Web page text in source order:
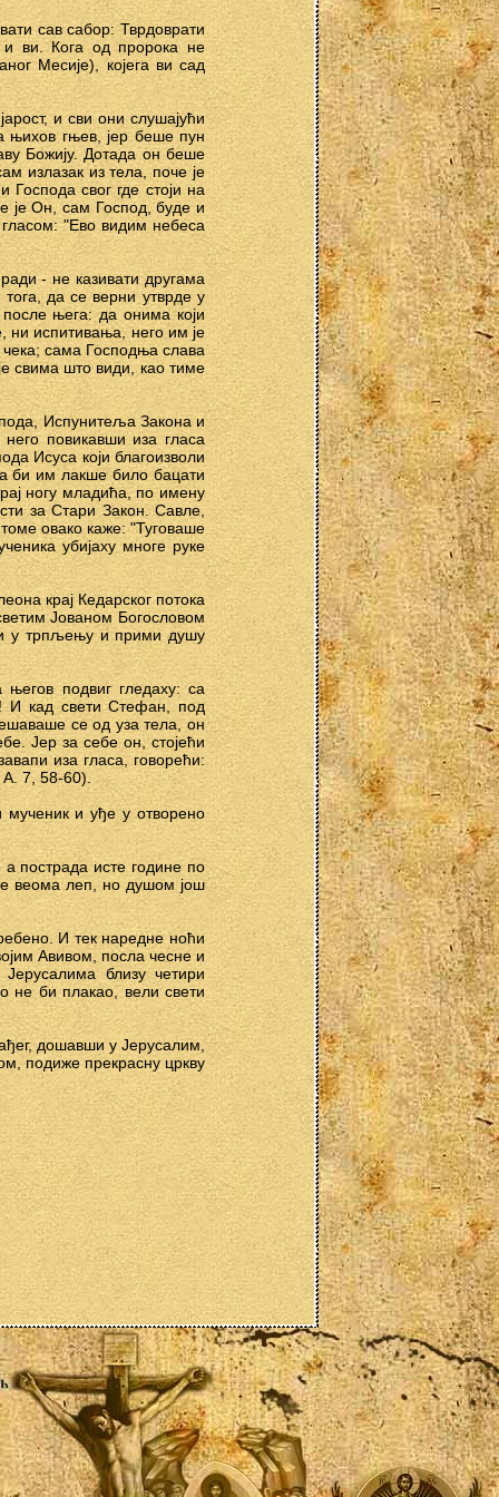
сав сабор: Тврдоврати
и ви. Кога од пророка не
Месије), којега ви сад
и сви они слушајући
њихов гњев, јер беше пун
Божију. Дотада он беше
излазак из тела, поче је
свог где стоји на
је Он, сам Господ, буде и
"Ево видим небеса
- не казивати другама
да се верни утврде у
њега: да онима који
ни испитивања, него им је
чека; сама Господња слава
свима што види, као тиме
Испунитеља Закона и
повикавши иза гласа
Исуса који благоизволи
би им лакше било бацати
ногу младића, по имену
за Стари Закон. Савле,
овако каже: "Туговаше
убијаху многе руке
крај Кедарског потока
Јованом Богословом
у трпљењу и прими душу
подвиг гледаху: са
И кад свети Стефан, под
се од уза тела, он
Јер за себе он, стојећи
иза гласа, говорећи:
А. 7, 58-60).
и уђе у отворено
пострада исте године по
веома леп, но душом још
И тек наредне ноћи
Авивом, посла чесне и
близу четири
не би плакао, вели свети
дошавши у Јерусалим,
подиже прекрасну цркву